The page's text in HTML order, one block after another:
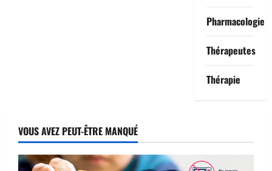
Pharmacologie
Thérapeutes
Thérapie
VOUS AVEZ PEUT-ÊTRE MANQUÉ